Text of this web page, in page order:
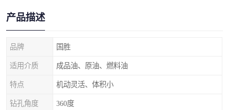
产品描述
品牌 国胜
适用介质 成品油、原油、燃料油
特点 机动灵活、体积小
钻孔角度 360度